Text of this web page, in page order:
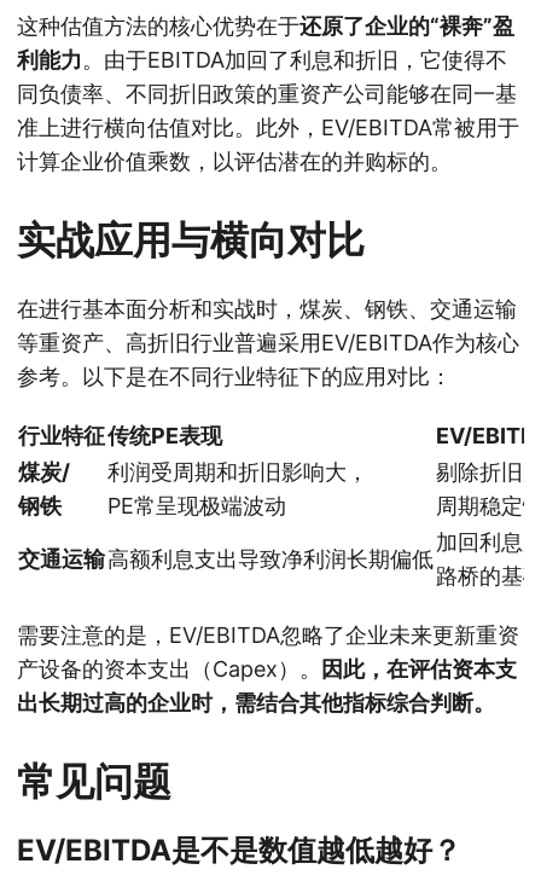
这种估值方法的核心优势在于还原了企业的“裸奔”盈
利能力。由于EBITDA加回了利息和折旧，它使得不
同负债率、不同折旧政策的重资产公司能够在同一基
准上进行横向估值对比。此外，EV/EBITDA常被用于
计算企业价值乘数，以评估潜在的并购标的。
实战应用与横向对比
在进行基本面分析和实战时，煤炭、钢铁、交通运输
等重资产、高折旧行业普遍采用EV/EBITDA作为核心
参考。以下是在不同行业特征下的应用对比：
行业特征传统PE表现
EV/
煤炭/
钢铁
利润受周期和折旧影响大，
PE常呈现极端波动
剔除折旧
周期稳定
交通运输高额利息支出导致净利润长期偏低
加回利息
路桥的基
需要注意的是，EV/EBITDA忽略了企业未来更新重资
产设备的资本支出（Capex）。 因此，在评估资本支
出长期过高的企业时，需结合其他指标综合判断。
常见问题
EV/EBITDA是不是数值越低越好？